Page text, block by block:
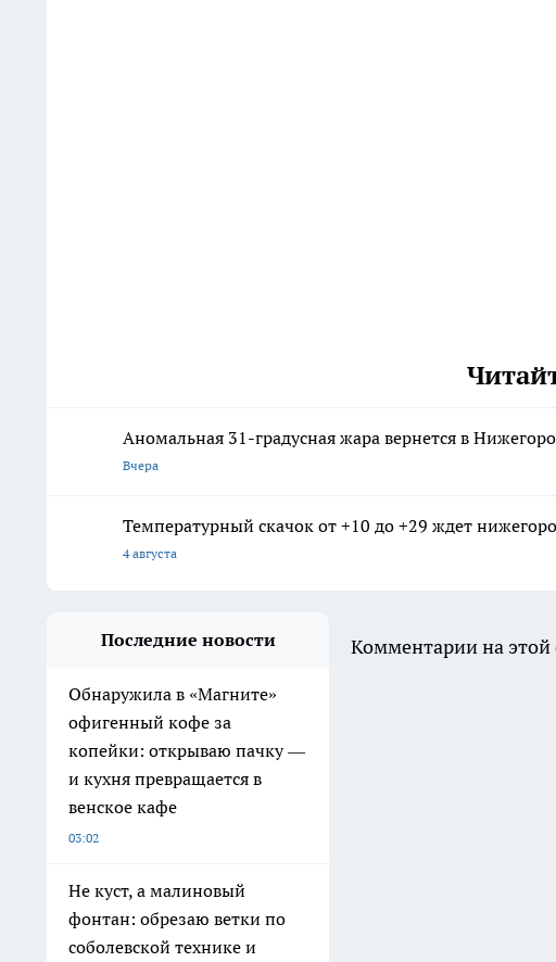
Аномальная 31-градусная жара вернется в
Вчера
Температурный скачок от +10 до +29 ждет
4 августа
Последние новости
Обнаружила в «Магните»
офигенный кофе за
копейки: открываю пачку —
и кухня превращается в
венское кафе
03:02
Не куст, а малиновый
фонтан: обрезаю ветки по
соболевской технике и
Комментарии на